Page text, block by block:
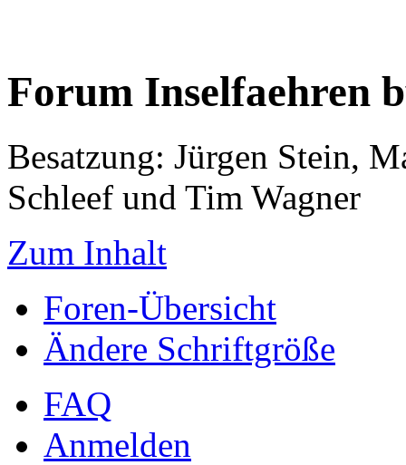
Forum Inselfaehren
Besatzung: Jürgen Stein,
Schleef und Tim Wagner
Zum Inhalt
Foren-Übersicht
Ändere Schriftgröße
FAQ
Anmelden